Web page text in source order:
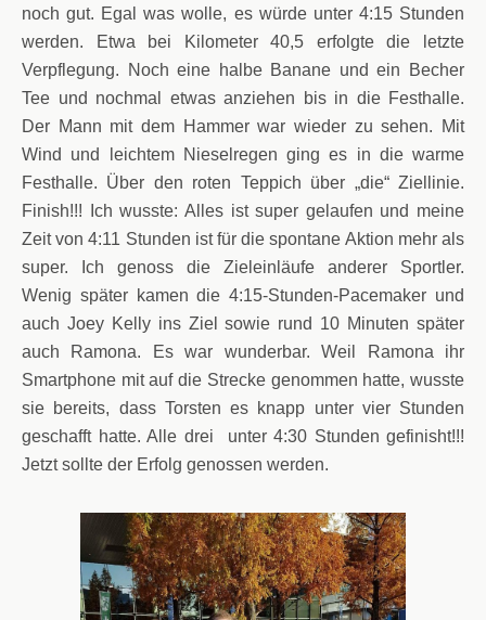
noch gut. Egal was wolle, es würde unter 4:15 Stunden
werden. Etwa bei Kilometer 40,5 erfolgte die letzte
Verpflegung. Noch eine halbe Banane und ein Becher
Tee und nochmal etwas anziehen bis in die Festhalle.
Der Mann mit dem Hammer war wieder zu sehen. Mit
Wind und leichtem Nieselregen ging es in die warme
Festhalle. Über den roten Teppich über „die“ Ziellinie.
Finish!!! Ich wusste: Alles ist super gelaufen und meine
Zeit von 4:11 Stunden ist für die spontane Aktion mehr als
super. Ich genoss die Zieleinläufe anderer Sportler.
Wenig später kamen die 4:15-Stunden-Pacemaker und
auch Joey Kelly ins Ziel sowie rund 10 Minuten später
auch Ramona. Es war wunderbar. Weil Ramona ihr
Smartphone mit auf die Strecke genommen hatte, wusste
sie bereits, dass Torsten es knapp unter vier Stunden
geschafft hatte. Alle drei unter 4:30 Stunden gefinisht!!!
Jetzt sollte der Erfolg genossen werden.